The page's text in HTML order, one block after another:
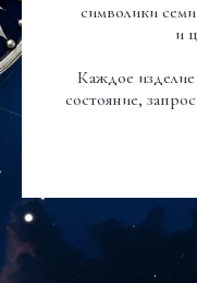
символики
и
Каждое
состояние,